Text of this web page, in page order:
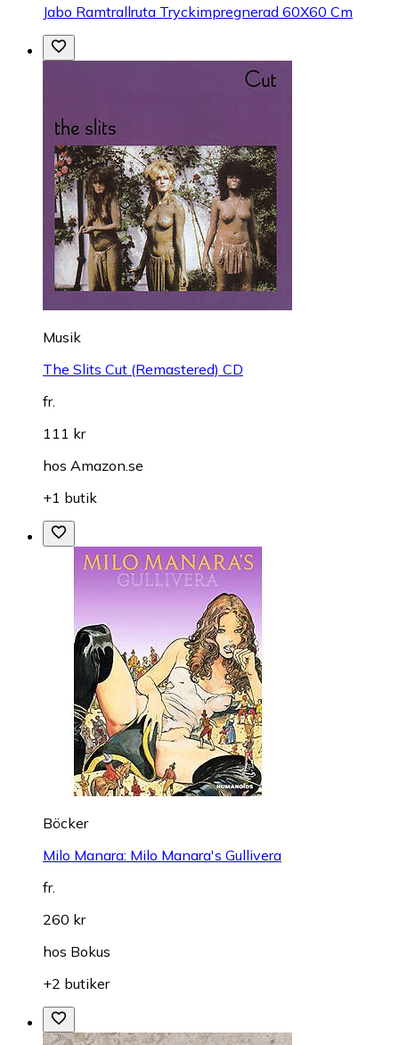
Jabo Ramtrallruta Tryckimpregnerad 60X60 Cm
Musik
The Slits Cut (Remastered) CD
fr.
111 kr
hos Amazon.se
+1 butik
Böcker
Milo Manara: Milo Manara's Gullivera
fr.
260 kr
hos Bokus
+2 butiker